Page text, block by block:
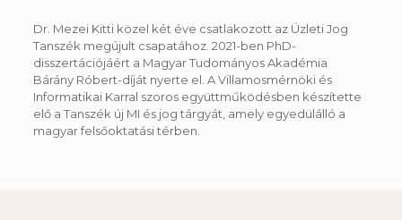
Dr. Mezei Kitti közel két éve csatlakozott az Üzleti Jog
Tanszék megújult csapatához. 2021-ben PhD-
disszertációjáért a Magyar Tudományos Akadémia
Bárány Róbert-díját nyerte el. A Villamosmérnöki és
Informatikai Karral szoros együttműködésben készítette
elő a Tanszék új MI és jog tárgyát, amely egyedülálló a
magyar felsőoktatási térben.